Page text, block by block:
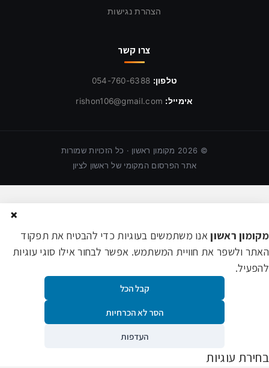
הצהרת נגישות
צרו קשר
טלפון: 054-760-6388
אימייל: rishon106@gmail.com
©
2026 מקומון ראשון · כל הזכויות שמורות
אתר הפרסום המקומי של ראשון לציון
×
מקומון ראשוןאנו משתמשים בעוגיות כדי להבטיח את תפקוד
האתר ולשפר את חוויית המשתמש. אפשר לבחור אילו סוגי עוגיות
להפעיל.
קבל הכל
הסר לא הכרחיות
העדפות
בחירת עוגיות